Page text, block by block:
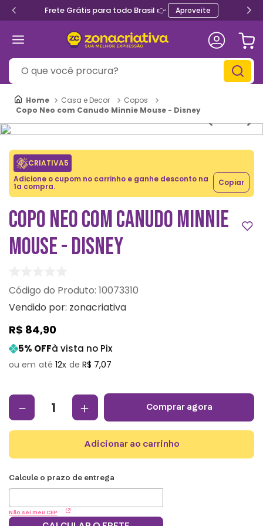
Frete Grátis para todo Brasil 👉 Aproveite
O que você procura?
Casa e Decor
Copos
Copo Neo com Canudo Minnie Mouse - Disney
CRIATIVA5
Adicione o cupom no carrinho e ganhe desconto na
1a compra. Copiar
COPO NEO COM CANUDO MINNIE
MOUSE - DISNEY
: 10073310
Vendido por: zonacriativa
R$ 84,90
5% OFFà vista no Pix
12 R$ 7,07
＋
－ comprar agora
adicionar ao carrinho
Não sei meu CEP